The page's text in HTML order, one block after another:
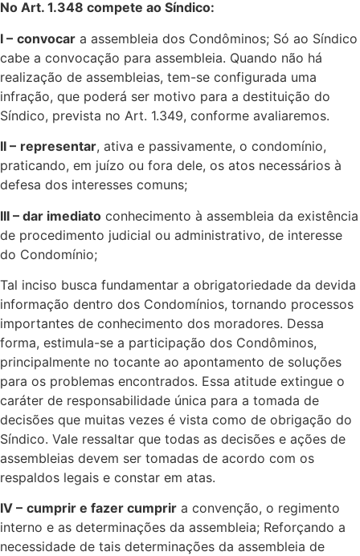
No Art. 1.348 compete ao Síndico:
I – convocar a assembleia dos Condôminos; Só ao Síndico
cabe a convocação para assembleia. Quando não há
realização de assembleias, tem-se configurada uma
infração, que poderá ser motivo para a destituição do
Síndico, prevista no Art. 1.349, conforme avaliaremos.
II – representar, ativa e passivamente, o condomínio,
praticando, em juízo ou fora dele, os atos necessários à
defesa dos interesses comuns;
III – dar imediato conhecimento à assembleia da existência
de procedimento judicial ou administrativo, de interesse
do Condomínio;
Tal inciso busca fundamentar a obrigatoriedade da devida
informação dentro dos Condomínios, tornando processos
importantes de conhecimento dos moradores. Dessa
forma, estimula-se a participação dos Condôminos,
principalmente no tocante ao apontamento de soluções
para os problemas encontrados. Essa atitude extingue o
caráter de responsabilidade única para a tomada de
decisões que muitas vezes é vista como de obrigação do
Síndico. Vale ressaltar que todas as decisões e ações de
assembleias devem ser tomadas de acordo com os
respaldos legais e constar em atas.
IV – cumprir e fazer cumprir a convenção, o regimento
interno e as determinações da assembleia; Reforçando a
necessidade de tais determinações da assembleia de